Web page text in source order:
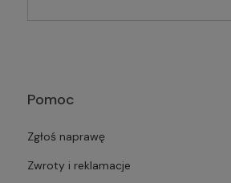
Pomoc
Zgłoś naprawę
Zwroty i reklamacje